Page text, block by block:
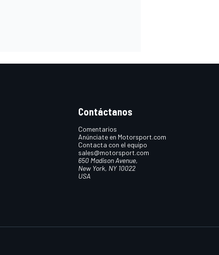
Contáctanos
Comentarios
Anúnciate en Motorsport.com
Contacta con el equipo
sales@motorsport.com
650 Madison Avenue,
New York, NY 10022
USA